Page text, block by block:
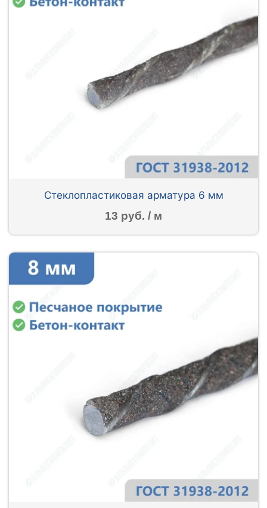
Стеклопластиковая арматура 6 мм
13 руб. / м